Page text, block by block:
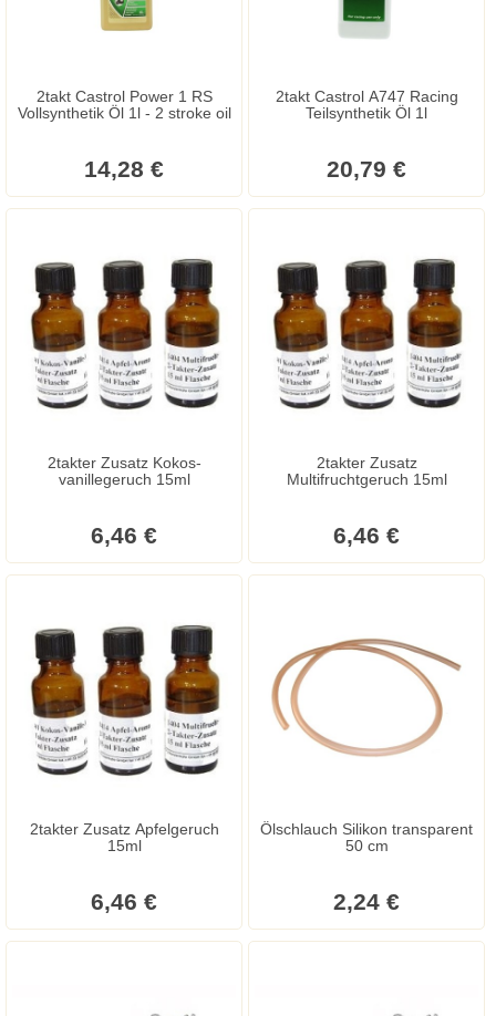
2takt Castrol Power 1 RS
Vollsynthetik Öl 1l - 2 stroke oil
14,28 €
2takt Castrol A747 Racing
Teilsynthetik Öl 1l
20,79 €
2takter Zusatz Kokos-
vanillegeruch 15ml
6,46 €
2takter Zusatz
Multifruchtgeruch 15ml
6,46 €
2takter Zusatz Apfelgeruch
15ml
6,46 €
Ölschlauch Silikon transparent
50 cm
2,24 €